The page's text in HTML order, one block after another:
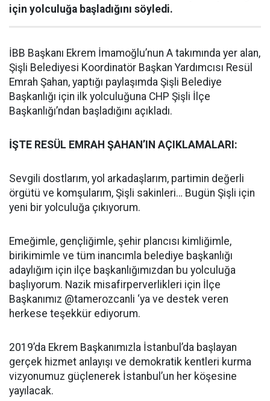
için yolculuğa başladığını söyledi.
İBB Başkanı Ekrem İmamoğlu’nun A takımında yer alan,
Şişli Belediyesi Koordinatör Başkan Yardımcısı Resül
Emrah Şahan, yaptığı paylaşımda Şişli Belediye
Başkanlığı için ilk yolculuğuna CHP Şişli İlçe
Başkanlığı’ndan başladığını açıkladı.
İŞTE RESÜL EMRAH ŞAHAN’IN AÇIKLAMALARI:
Sevgili dostlarım, yol arkadaşlarım, partimin değerli
örgütü ve komşularım, Şişli sakinleri… Bugün Şişli için
yeni bir yolculuğa çıkıyorum.
Emeğimle, gençliğimle, şehir plancısı kimliğimle,
birikimimle ve tüm inancımla belediye başkanlığı
adaylığım için ilçe başkanlığımızdan bu yolculuğa
başlıyorum. Nazik misafirperverlikleri için İlçe
Başkanımız @tamerozcanli ‘ya ve destek veren
herkese teşekkür ediyorum.
2019’da Ekrem Başkanımızla İstanbul’da başlayan
gerçek hizmet anlayışı ve demokratik kentleri kurma
vizyonumuz güçlenerek İstanbul’un her köşesine
yayılacak.